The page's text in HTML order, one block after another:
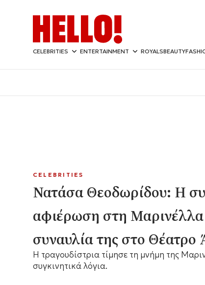
CELEBRITIES ENTERTAINMENT ROYALSBEAUTY
CELEBRITIES
Νατάσα Θεοδωρίδου: Η
αφιέρωση στη
συναυλία της στο Θέατρο
Η τραγουδίστρια τίμησε τη μνήμη της
συγκινητικά λόγια.